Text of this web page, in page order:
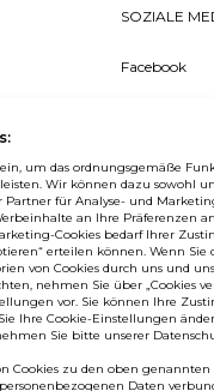
SOZIALE
Facebook
LinkedIn
über Neuigkeiten bei
um das ordnungsgemäße
Wir können dazu sowohl
Partner für Analyse- und
an Ihre Präferenzen
Cookies bedarf Ihrer
erteilen können. Wenn Sie
von Cookies durch uns und
nehmen Sie über „Cookies
vor. Sie können Ihre
Ihre Cookie-Einstellungen
Sie bitte unserer
Cookies zu den oben
Daten